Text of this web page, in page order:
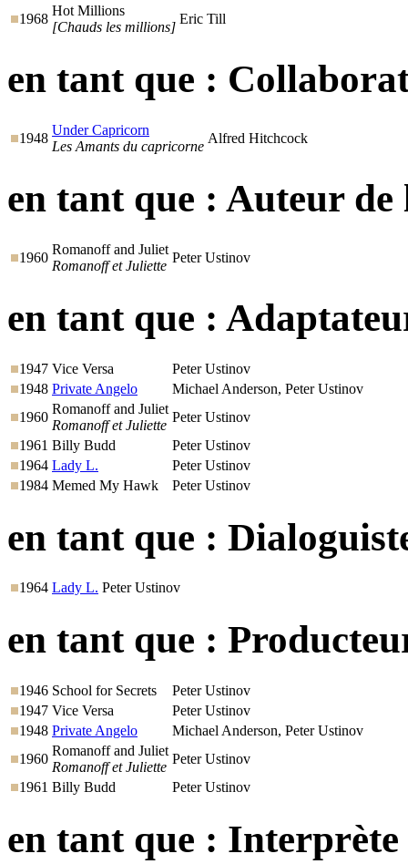
1968
Hot Millions
[Chauds les millions]
Eric Till
en tant que :
1948
Under Capricorn
Les Amants du capricorne
Alfred Hitchcock
en tant que : Auteur de
1960
Romanoff and Juliet
Romanoff et Juliette
Peter Ustinov
en tant que :
1947 Vice Versa
Peter Ustinov
1948 Private Angelo
Michael Anderson, Peter Ustinov
1960
Romanoff and Juliet
Romanoff et Juliette
Peter Ustinov
1961 Billy Budd
Peter Ustinov
1964 Lady L.
Peter Ustinov
1984 Memed My Hawk Peter Ustinov
en tant que :
1964 Lady L. Peter Ustinov
en tant que :
1946 School for Secrets
Peter Ustinov
1947 Vice Versa
Peter Ustinov
1948 Private Angelo
Michael Anderson, Peter Ustinov
1960
Romanoff and Juliet
Romanoff et Juliette
Peter Ustinov
1961 Billy Budd Peter Ustinov
en tant que : Interprète